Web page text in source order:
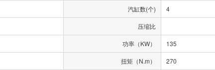
汽缸数(个) 4
压缩比
功率（KW） 135
扭矩（N.m） 270